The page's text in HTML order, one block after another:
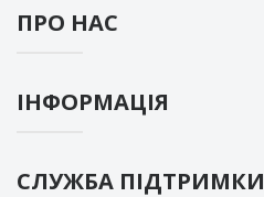
ПРО НАС
ІНФОРМАЦІЯ
СЛУЖБА ПІДТРИМКИ